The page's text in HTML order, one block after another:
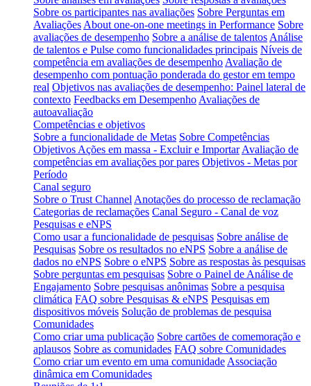
Sobre os participantes nas avaliações Sobre Perguntas em
Avaliações About one-on-one meetings in Performance Sobre
avaliações de desempenho Sobre a análise de talentos Análise
de talentos e Pulse como funcionalidades principais Níveis de
competência em avaliações de desempenho Avaliação de
desempenho com pontuação ponderada do gestor em tempo
real Objetivos nas avaliações de desempenho: Painel lateral de
contexto Feedbacks em Desempenho Avaliações de
autoavaliação
Competências e objetivos
Sobre a funcionalidade de Metas Sobre Competências
Objetivos Ações em massa - Excluir e Importar Avaliação de
competências em avaliações por pares Objetivos - Metas por
Período
Canal seguro
Sobre o Trust Channel Anotações do processo de reclamação
Categorias de reclamações Canal Seguro - Canal de voz
Pesquisas e eNPS
Como usar a funcionalidade de pesquisas Sobre análise de
Pesquisas Sobre os resultados no eNPS Sobre a análise de
dados no eNPS Sobre o eNPS Sobre as respostas às pesquisas
Sobre perguntas em pesquisas Sobre o Painel de Análise de
Engajamento Sobre pesquisas anônimas Sobre a pesquisa
climática FAQ sobre Pesquisas & eNPS Pesquisas em
dispositivos móveis Solução de problemas de pesquisa
Comunidades
Como criar uma publicação Sobre cartões de comemoração e
aplausos Sobre as comunidades FAQ sobre Comunidades
Como criar um evento em uma comunidade Associação
dinâmica em Comunidades